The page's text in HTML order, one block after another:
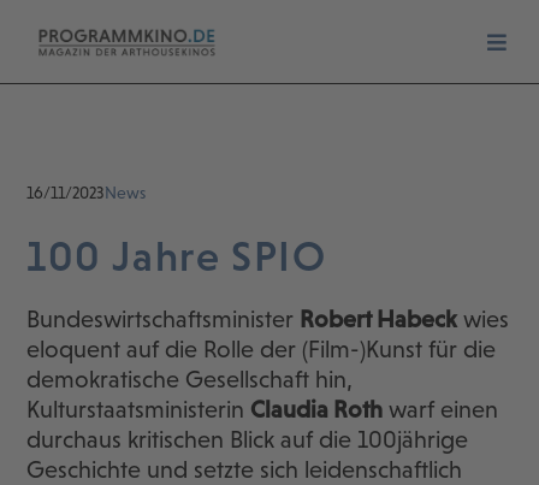
16/11/2023News
100 Jahre SPIO
Bundeswirtschaftsminister Robert Habeck wies
eloquent auf die Rolle der (Film-)Kunst für die
demokratische Gesellschaft hin,
Kulturstaatsministerin Claudia Roth warf einen
durchaus kritischen Blick auf die 100jährige
Geschichte und setzte sich leidenschaftlich